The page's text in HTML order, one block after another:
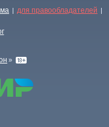
| для правообладателей |
»